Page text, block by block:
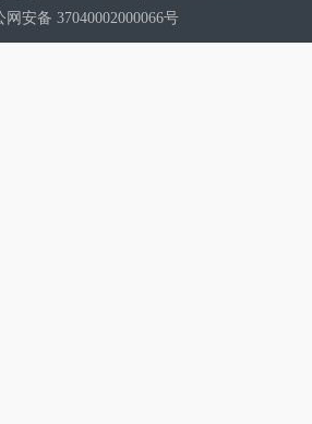
网安备 37040002000066号